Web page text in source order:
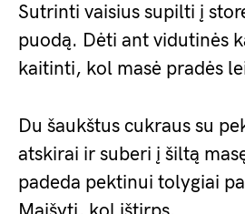
Sutrinti vaisius supilti į
puodą. Dėti ant vidutinės
kaitinti, kol masė pradės
Du šaukštus cukraus su
atskirai ir suberi į šiltą
padeda pektinui tolygiai